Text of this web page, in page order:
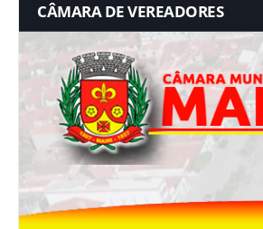
CÂMARA DE VEREADORES